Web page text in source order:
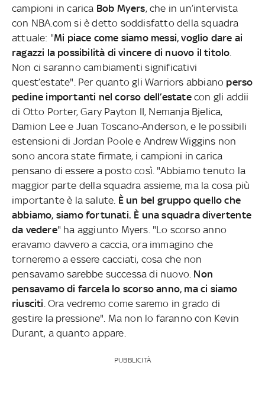
campioni in carica Bob Myers, che in un’intervista
con NBA.com si è detto soddisfatto della squadra
attuale: "Mi piace come siamo messi, voglio dare ai
ragazzi la possibilità di vincere di nuovo il titolo
Non ci saranno cambiamenti significativi
quest’estate". Per quanto gli Warriors abbiano perso
pedine importanti nel corso dell’estatecon gli addii
di Otto Porter, Gary Payton II, Nemanja Bjelica,
Damion Lee e Juan Toscano-Anderson, e le possibili
estensioni di Jordan Poole e Andrew Wiggins non
sono ancora state firmate, i campioni in carica
pensano di essere a posto così. "Abbiamo tenuto la
maggior parte della squadra assieme, ma la cosa più
importante è la salute. È un bel gruppo quello che
abbiamo, siamo fortunati. È una squadra divertente
da vedere" ha aggiunto Myers. "Lo scorso anno
eravamo davvero a caccia, ora immagino che
torneremo a essere cacciati, cosa che non
pensavamo sarebbe successa di nuovo. Non
pensavamo di farcela lo scorso anno, ma ci siamo
riusciti . Ora vedremo come saremo in grado di
gestire la pressione". Ma non lo faranno con Kevin
Durant, a quanto appare.
PUBBLICITÀ